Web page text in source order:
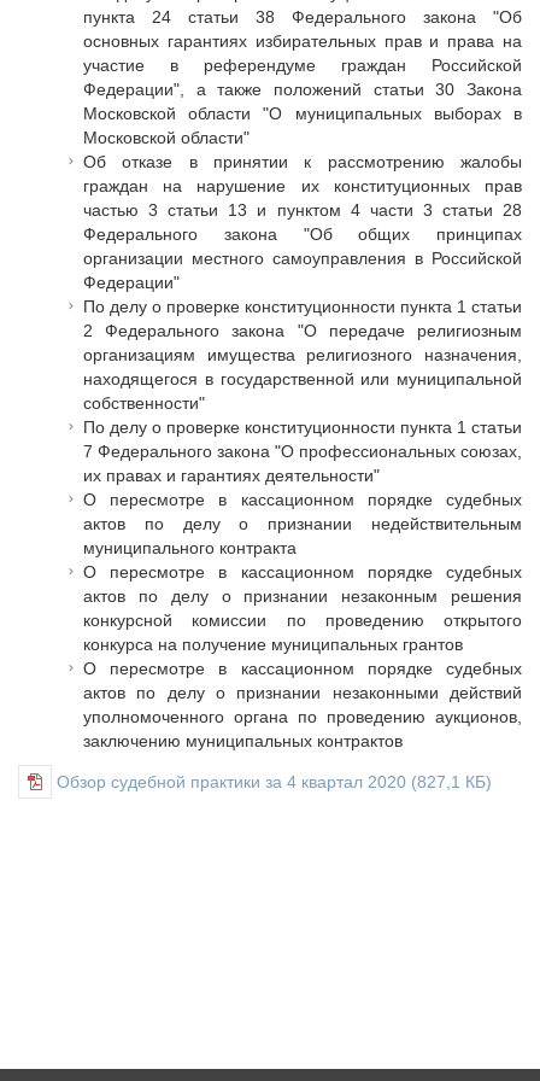
Конкурсы Совета
Семинары Совета
Издания Совета
Вопрос-ответ
ОКМО
Информационный бюллетень МСУ
НАСЕЛЕНИЕ И МСУ
Лучшие практики ТОС
Исполнительная дирекция
Ревизионная комиссия
Палаты Совета
Комитеты Совета
Правление Совета
Обработка персональных данных
Партнеры Совета
Полезные ссылки
Инвестиционные порталы муниципальных образований
Контактная информация
НОВОСТИ
СМИ о нас
МЕТОДИЧЕСКИЙ РАЗДЕЛ
Опыт регионов
Методические материалы
Опыт муниципалитетов
Судебная практика
Мнение специалиста
Конкурсы Совета
Семинары Совета
Издания Совета
Вопрос-ответ
ВАРМСУ
Новости ВАРМСУ
пункта 24 статьи 38 Федерального закона "Об
основных гарантиях избирательных прав и права на
участие в референдуме граждан Российской
Федерации", а также положений статьи 30 Закона
Московской области "О муниципальных выборах в
Московской области"
Об отказе в принятии к рассмотрению жалобы
граждан на нарушение их конституционных прав
частью 3 статьи 13 и пунктом 4 части 3 статьи 28
Федерального закона "Об общих принципах
организации местного самоуправления в Российской
Федерации"
По делу о проверке конституционности пункта 1 статьи
2 Федерального закона "О передаче религиозным
организациям имущества религиозного назначения,
находящегося в государственной или муниципальной
собственности"
По делу о проверке конституционности пункта 1 статьи
7 Федерального закона "О профессиональных союзах,
их правах и гарантиях деятельности"
О пересмотре в кассационном порядке судебных
актов по делу о признании недействительным
муниципального контракта
О пересмотре в кассационном порядке судебных
актов по делу о признании незаконным решения
конкурсной комиссии по проведению открытого
конкурса на получение муниципальных грантов
О пересмотре в кассационном порядке судебных
актов по делу о признании незаконными действий
уполномоченного органа по проведению аукционов,
заключению муниципальных контрактов
Обзор судебной практики за 4 квартал 2020 (827,1 КБ)